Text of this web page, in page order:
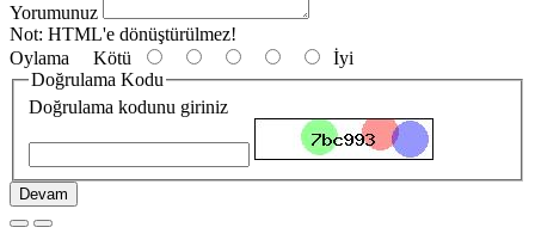
Yorumunuz
Not: HTML'e dönüştürülmez!
Oylama Kötü
İyi
Doğrulama Kodu
Doğrulama kodunu giriniz
Devam